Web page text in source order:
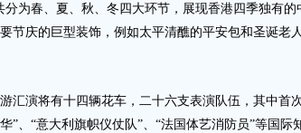
分为春、夏、秋、冬四大环节，展现香港四季独有
节庆的巨型装饰，例如太平清醮的平安包和圣诞老人
演将有十四辆花车，二十六支表演队伍，其中首
”、“意大利旗帜仪仗队”、“法国体艺消防员”等国